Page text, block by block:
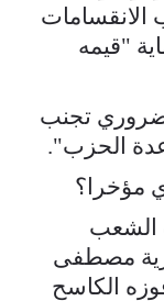
"قيمه
تجنب
الحزب".
مؤخرا؟
الشعب
مصطفى
الكاسح